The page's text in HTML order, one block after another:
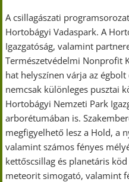
A csillagászati
Hortobágyi Vadaspark. A
Igazgatóság, valamint
Természetvédelmi Nonprofit
hat helyszínen várja az
nemcsak különleges pusztai
Hortobágyi Nemzeti Park
arborétumában is.
megfigyelhető lesz a Hold, a
valamint számos fényes
kettőscsillag és planetáris
meteorit simogató, valamint